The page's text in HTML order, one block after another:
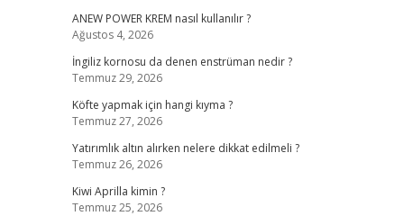
ANEW POWER KREM nasıl kullanılır ?
Ağustos 4, 2026
İngiliz kornosu da denen enstrüman nedir ?
Temmuz 29, 2026
Köfte yapmak için hangi kıyma ?
Temmuz 27, 2026
Yatırımlık altın alırken nelere dikkat edilmeli ?
Temmuz 26, 2026
Kiwi Aprilla kimin ?
Temmuz 25, 2026